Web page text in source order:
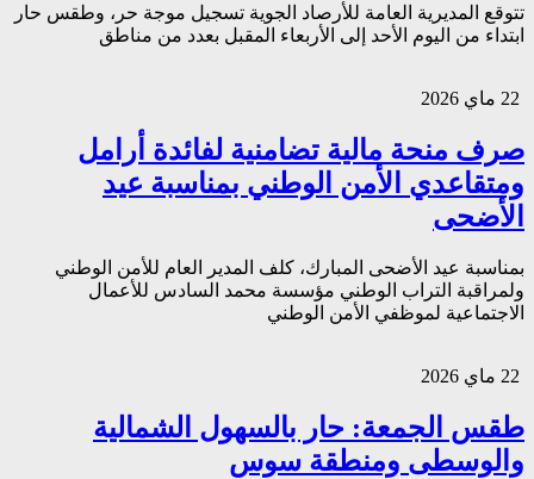
تتوقع المديرية العامة للأرصاد الجوية تسجيل موجة حر، وطقس حار
ابتداء من اليوم الأحد إلى الأربعاء المقبل بعدد من مناطق
صرف منحة مالية تضامنية لفائدة أرامل
ومتقاعدي الأمن الوطني بمناسبة عيد
الأضحى
بمناسبة عيد الأضحى المبارك، كلف المدير العام للأمن الوطني
ولمراقبة التراب الوطني مؤسسة محمد السادس للأعمال
الاجتماعية لموظفي الأمن الوطني
طقس الجمعة: حار بالسهول الشمالية
والوسطى ومنطقة سوس